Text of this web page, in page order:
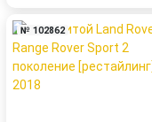
№ 102862